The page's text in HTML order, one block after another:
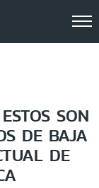
SON
DE BAJA
DE